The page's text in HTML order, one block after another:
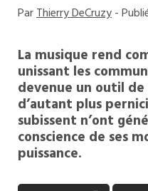
ParThierry DeCruzy-
La musique rend
unissant les
devenue un outil
d’autant plus
subissent n’ont
conscience de ses
puissance.